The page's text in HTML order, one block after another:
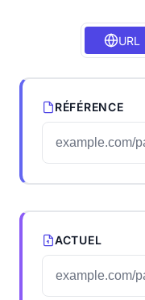
URL
RÉFÉRENCE
ACTUEL